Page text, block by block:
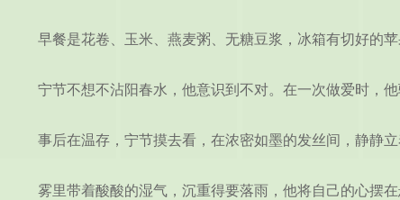
早餐是花卷、玉米、燕麦粥、无糖豆浆，冰箱有切好的苹
宁节不想不沾阳春水，他意识到不对。在一次做爱时，他
事后在温存，宁节摸去看，在浓密如墨的发丝间，静静立
雾里带着酸酸的湿气，沉重得要落雨，他将自己的心摆在